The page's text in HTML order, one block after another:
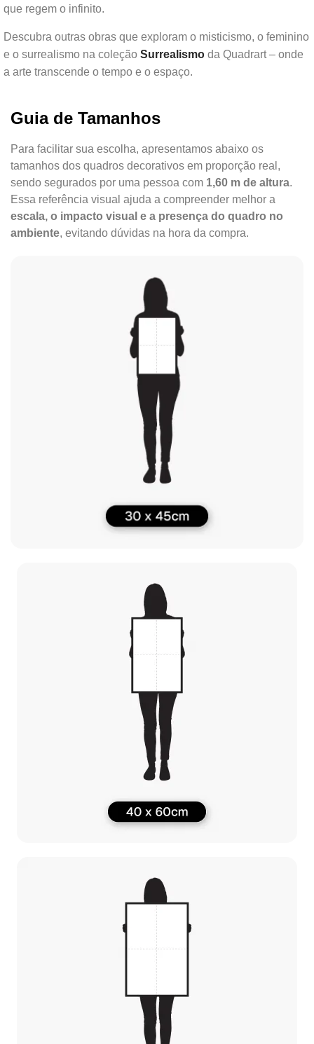
que regem o infinito.
Descubra outras obras que exploram o misticismo, o feminino
e o surrealismo na coleção Surrealismo da Quadrart – onde
a arte transcende o tempo e o espaço.
Guia de Tamanhos
Para facilitar sua escolha, apresentamos abaixo os
tamanhos dos quadros decorativos em proporção real,
sendo segurados por uma pessoa com 1,60 m de altura.
Essa referência visual ajuda a compreender melhor a
escala, o impacto visual e a presença do quadro no
ambiente, evitando dúvidas na hora da compra.